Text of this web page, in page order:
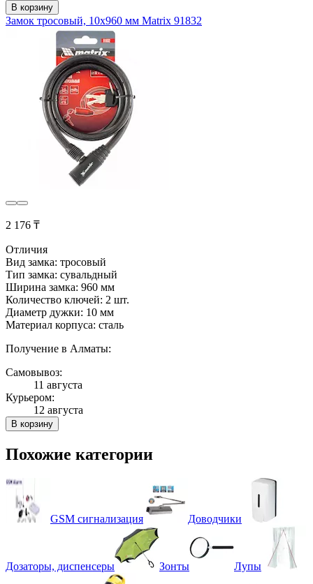
В корзину
Замок тросовый, 10х960 мм Matrix 91832
2 176 ₸
Отличия
Вид замка: тросовый
Тип замка: сувальдный
Ширина замка: 960 мм
Количество ключей: 2 шт.
Диаметр дужки: 10 мм
Материал корпуса: сталь
Получение в Алматы:
Самовывоз:
11 августа
Курьером:
12 августа
В корзину
Похожие категории
GSM сигнализация Доводчики
Дозаторы, диспенсеры Зонты Лупы